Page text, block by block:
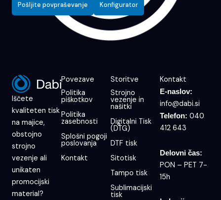
Pošljite povpraševanje Konfigurator
Iščete
kvaliteten tisk
na majice,
obstojno
strojno
vezenje ali
unikaten
promocijski
material?
Povezave
Politika
piškotkov
Politika
zasebnosti
Splošni pogoji
poslovanja
Kontakt
Storitve
Strojno
vezenje in
našitki
Digitalni Tisk
(DTG)
DTF tisk
Sitotisk
Tampo tisk
Sublimacijski
tisk
Kontakt
E-naslov:
info@dabi.si
Telefon: 040
412 643
Delovni čas:
PON – PET 7-
15h